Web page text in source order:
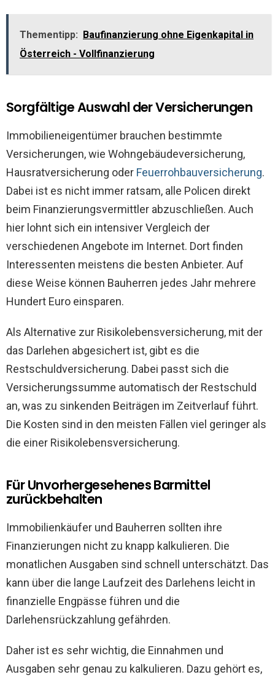
Thementipp:
Baufinanzierung ohne Eigenkapital in
Österreich - Vollfinanzierung
Sorgfältige Auswahl der Versicherungen
Immobilieneigentümer brauchen bestimmte
Versicherungen, wie Wohngebäudeversicherung,
Hausratversicherung oder Feuerrohbauversicherung.
Dabei ist es nicht immer ratsam, alle Policen direkt
beim Finanzierungsvermittler abzuschließen. Auch
hier lohnt sich ein intensiver Vergleich der
verschiedenen Angebote im Internet. Dort finden
Interessenten meistens die besten Anbieter. Auf
diese Weise können Bauherren jedes Jahr mehrere
Hundert Euro einsparen.
Als Alternative zur Risikolebensversicherung, mit der
das Darlehen abgesichert ist, gibt es die
Restschuldversicherung. Dabei passt sich die
Versicherungssumme automatisch der Restschuld
an, was zu sinkenden Beiträgen im Zeitverlauf führt.
Die Kosten sind in den meisten Fällen viel geringer als
die einer Risikolebensversicherung.
Für Unvorhergesehenes Barmittel
zurückbehalten
Immobilienkäufer und Bauherren sollten ihre
Finanzierungen nicht zu knapp kalkulieren. Die
monatlichen Ausgaben sind schnell unterschätzt. Das
kann über die lange Laufzeit des Darlehens leicht in
finanzielle Engpässe führen und die
Darlehensrückzahlung gefährden.
Daher ist es sehr wichtig, die Einnahmen und
Ausgaben sehr genau zu kalkulieren. Dazu gehört es,